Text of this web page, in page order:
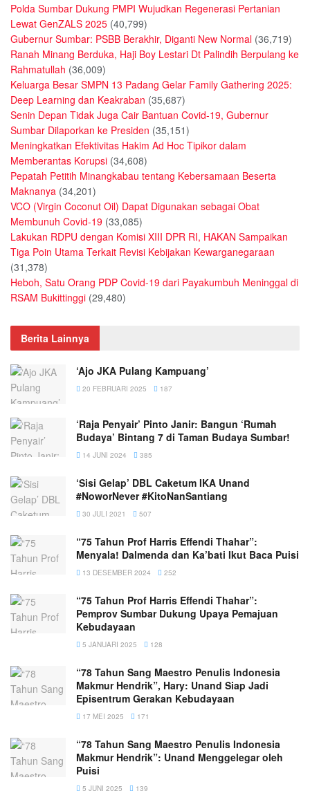
Polda Sumbar Dukung PMPI Wujudkan Regenerasi Pertanian
Lewat GenZALS 2025 (40,799)
Gubernur Sumbar: PSBB Berakhir, Diganti New Normal (36,719)
Ranah Minang Berduka, Haji Boy Lestari Dt Palindih Berpulang ke
Rahmatullah (36,009)
Keluarga Besar SMPN 13 Padang Gelar Family Gathering 2025:
Deep Learning dan Keakraban (35,687)
Senin Depan Tidak Juga Cair Bantuan Covid-19, Gubernur
Sumbar Dilaporkan ke Presiden (35,151)
Meningkatkan Efektivitas Hakim Ad Hoc Tipikor dalam
Memberantas Korupsi (34,608)
Pepatah Petitih Minangkabau tentang Kebersamaan Beserta
Maknanya (34,201)
VCO (Virgin Coconut Oil) Dapat Digunakan sebagai Obat
Membunuh Covid-19 (33,085)
Lakukan RDPU dengan Komisi XIII DPR RI, HAKAN Sampaikan
Tiga Poin Utama Terkait Revisi Kebijakan Kewarganegaraan
(31,378)
Heboh, Satu Orang PDP Covid-19 dari Payakumbuh Meninggal di
RSAM Bukittinggi (29,480)
Berita Lainnya
‘Ajo JKA Pulang Kampuang’
20 FEBRUARI 2025 187
‘Raja Penyair’ Pinto Janir: Bangun ‘Rumah
Budaya’ Bintang 7 di Taman Budaya Sumbar!
14 JUNI 2024 385
‘Sisi Gelap’ DBL Caketum IKA Unand
#NoworNever #KitoNanSantiang
30 JULI 2021 507
“75 Tahun Prof Harris Effendi Thahar”:
Menyala! Dalmenda dan Ka’bati Ikut Baca Puisi
13 DESEMBER 2024 252
“75 Tahun Prof Harris Effendi Thahar”:
Pemprov Sumbar Dukung Upaya Pemajuan
Kebudayaan
5 JANUARI 2025 128
“78 Tahun Sang Maestro Penulis Indonesia
Makmur Hendrik”, Hary: Unand Siap Jadi
Episentrum Gerakan Kebudayaan
17 MEI 2025 171
“78 Tahun Sang Maestro Penulis Indonesia
Makmur Hendrik”: Unand Menggelegar oleh
Puisi
5 JUNI 2025 139